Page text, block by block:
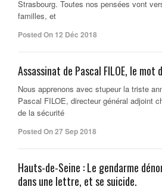
Strasbourg. Toutes nos pensées vont
familles, et
Posted On 12 Déc 2018
Assassinat de Pascal FILOE, le mot
Nous apprenons avec stupeur la triste
Pascal FILOE, directeur général adjoint
de la sécurité
Posted On 27 Sep 2018
Hauts-de-Seine : Le gendarme
dans une lettre, et se suicide.